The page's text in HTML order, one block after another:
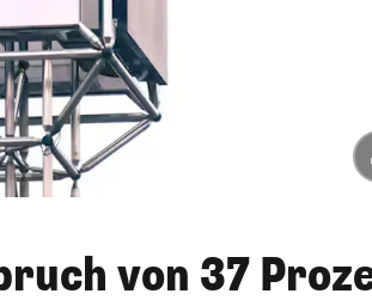
von 37